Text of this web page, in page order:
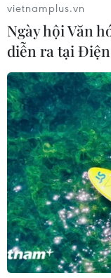
vietnamplus.vn
Ngày hội Văn
diễn ra tại